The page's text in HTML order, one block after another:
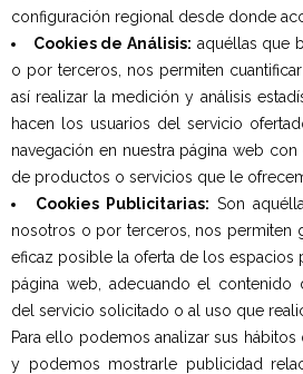
configuración regional desde donde
Cookies de Análisis: aquéllas que
o por terceros, nos permiten
así realizar la medición y análisis
hacen los usuarios del servicio
navegación en nuestra página web
de productos o servicios que le
Cookies Publicitarias: Son
nosotros o por terceros, nos permiten
eficaz posible la oferta de los espacios
página web, adecuando el contenido
del servicio solicitado o al uso que
Para ello podemos analizar sus
y podemos mostrarle publicidad